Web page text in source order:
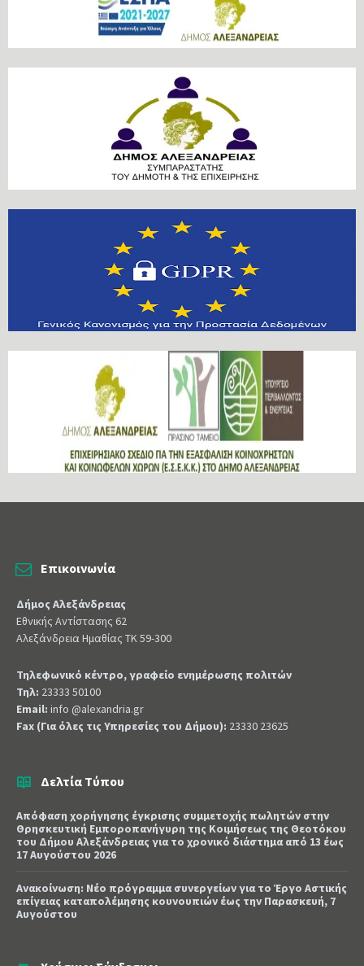
Επικοινωνία
Δήμος Αλεξάνδρειας
Εθνικής Αντίστασης 62
Αλεξάνδρεια Ημαθίας ΤΚ 59-300
Τηλεφωνικό κέντρο, γραφείο ενημέρωσης πολιτών
Τηλ: 23333 50100
Email: info @alexandria.gr
Fax (Για όλες τις Υπηρεσίες του Δήμου): 23330 23625
Δελτία Τύπου
Απόφαση χορήγησης έγκρισης συμμετοχής πωλητών στην
Θρησκευτική Εμποροπανήγυρη της Κοιμήσεως της Θεοτόκου
του Δήμου Αλεξάνδρειας για το χρονικό διάστημα από 13 έως
17 Αυγούστου 2026
Ανακοίνωση: Νέο πρόγραμμα συνεργείων για το Έργο Αστικής
επίγειας καταπολέμησης κουνουπιών έως την Παρασκευή, 7
Αυγούστου